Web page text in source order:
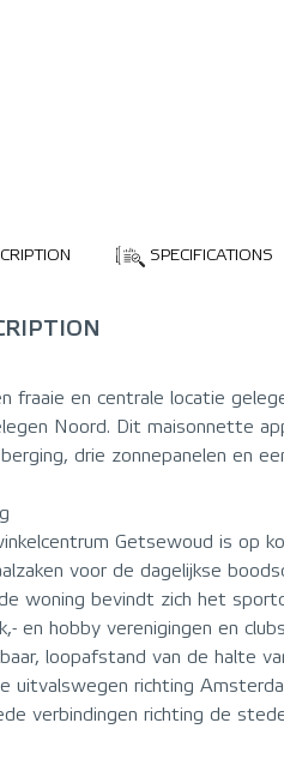
SPECIFICATIONS
fraaie en centrale locatie
Noord. Dit maisonnette
drie zonnepanelen en
Getsewoud is op
voor de dagelijkse
woning bevindt zich het
en hobby verenigingen en
loopafstand van de halte
uitvalswegen richting
verbindingen richting de